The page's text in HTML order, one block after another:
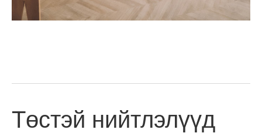
Төстэй нийтлэлүүд